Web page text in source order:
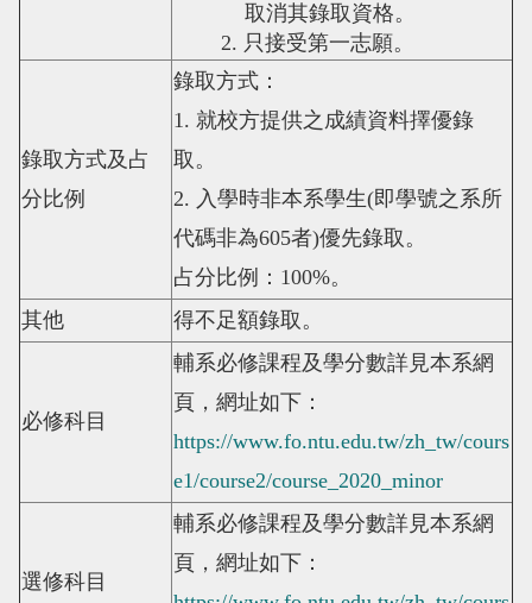
取消其錄取資格。
2. 只接受第一志願。
錄取方式及占
分比例
錄取方式：
1. 就校方提供之成績資料擇優錄
取。
2. 入學時非本系學生(即學號之系所
代碼非為605者)優先錄取。
占分比例： 100%。
其他
得不足額錄取。
必修科目
輔系必修課程及學分數詳見本系網
頁，網址如下：
https://www.fo.ntu.edu.tw/zh_tw/cours
e1/course2/course_2020_minor
選修科目
輔系必修課程及學分數詳見本系網
頁，網址如下：